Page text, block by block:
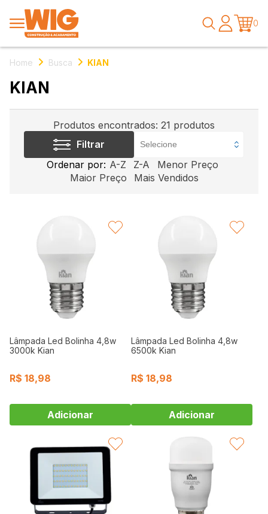
0
Home Busca KIAN
KIAN
Produtos encontrados: 21 produtos
Filtrar
Ordenar por: A-Z Z-A
Menor Preço
Maior Preço
Mais Vendidos
Lâmpada Led Bolinha 4,8w
3000k Kian
R$ 18,98
FAVORITAR
Lâmpada Led Bolinha 4,8w
6500k Kian
R$ 18,98
FAVORITAR
FAVORITAR FAVORITAR